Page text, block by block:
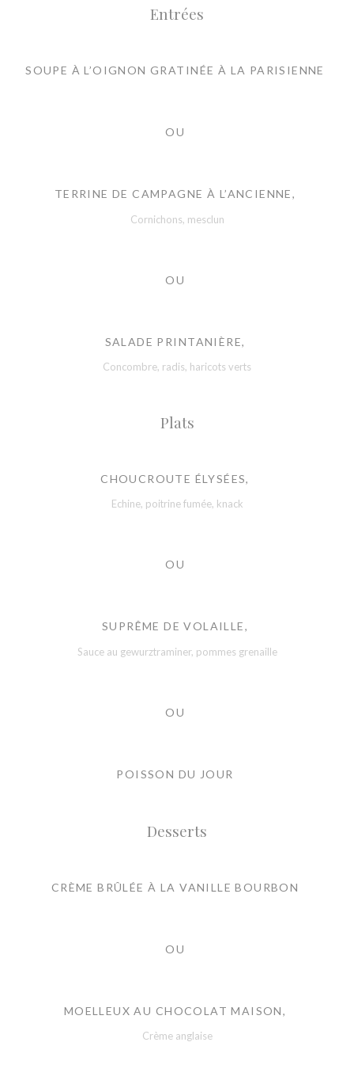
Entrées
SOUPE À L’OIGNON GRATINÉE À LA PARISIENNE
OU
TERRINE DE CAMPAGNE À L’ANCIENNE,
Cornichons, mesclun
OU
SALADE PRINTANIÈRE,
Concombre, radis, haricots verts
Plats
CHOUCROUTE ÉLYSÉES,
Echine, poitrine fumée, knack
OU
SUPRÊME DE VOLAILLE,
Sauce au gewurztraminer, pommes grenaille
OU
POISSON DU JOUR
Desserts
CRÈME BRÛLÉE À LA VANILLE BOURBON
OU
MOELLEUX AU CHOCOLAT MAISON,
Crème anglaise